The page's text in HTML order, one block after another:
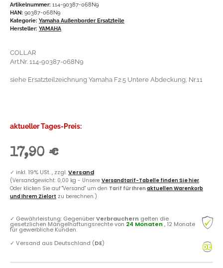
Artikelnummer: 114-90387-068N9
HAN: 90387-068N9
Kategorie: Yamaha Außenborder Ersatzteile
Hersteller: YAMAHA
COLLAR
Art.Nr. 114-90387-068N9
siehe Ersatzteilzeichnung Yamaha F2.5 Untere Abdeckung, Nr.11
aktueller Tages-Preis:
17,90 €
✓ inkl. 19% USt. , zzgl.Versand
(Versandgewicht: 0,00 kg - Unsere Versandtarif-Tabelle finden Sie hier.
Oder klicken Sie auf "Versand" um den Tarif für Ihren aktuellen Warenkorb
und Ihrem Zielort zu berechnen.)
✓ Gewährleistung: GegenüberVerbrauchern gelten die
gesetzlichen Mängelhaftungsrechte von 24 Monaten , 12 Monate
für gewerbliche Kunden.
✓ Versand aus Deutschland (DE)